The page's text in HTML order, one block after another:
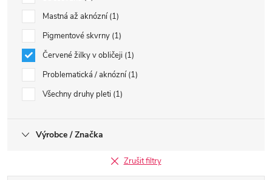
Mastná až aknózní 1
Pigmentové skvrny 1
Červené žilky v obličeji 1
Problematická / aknózní 1
Všechny druhy pleti 1
Výrobce / Značka
Zrušit filtry